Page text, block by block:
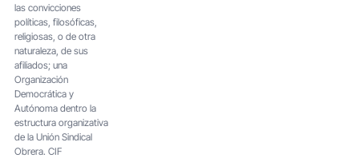
las convicciones
políticas, filosóficas,
religiosas, o de otra
naturaleza, de sus
afiliados; una
Organización
Democrática y
Autónoma dentro la
estructura organizativa
de la Unión Sindical
Obrera. CIF